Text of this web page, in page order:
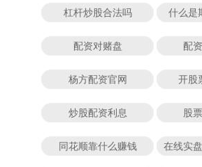
杠杆炒股合法吗 什么是
配资对赌盘 配
杨方配资官网 开股
炒股配资利息 股
同花顺靠什么赚钱 在线实